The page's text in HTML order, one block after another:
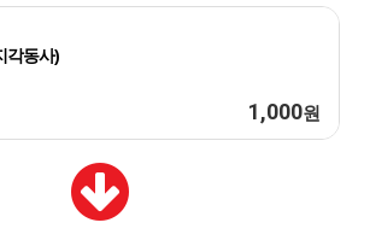
각동사)
1,000원